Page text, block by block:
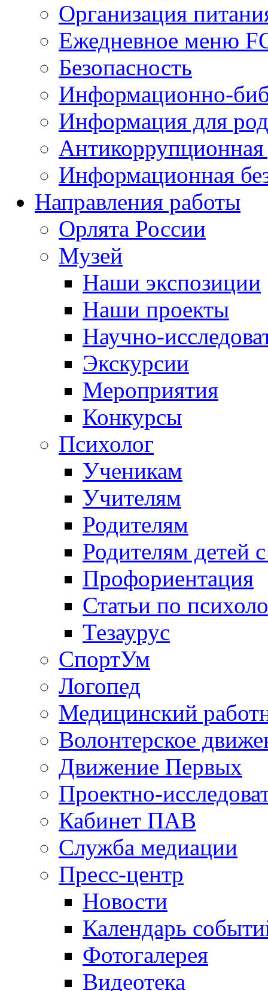
Организация
Ежедневное меню
Безопасность
Информационно-
Информация для
Антикоррупционная
Информационная
Направления работы
Орлята России
Музей
Наши экспозиции
Наши проекты
Научно-
Экскурсии
Мероприятия
Конкурсы
Психолог
Ученикам
Учителям
Родителям
Родителям детей
Профориентация
Статьи по
Тезаурус
СпортУм
Логопед
Медицинский
Волонтерское
Движение Первых
Проектно-
Кабинет ПАВ
Служба медиации
Пресс-центр
Новости
Календарь
Фотогалерея
Видеотека